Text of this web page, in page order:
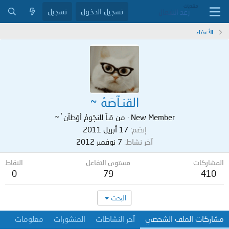
تسجيل الدخول تسجيل
الأعضاء
القنـآصَهْ ~
New Member
· من مَـآ للنجَومْ أوَطآن ْ ~
إنضم 17 أبريل 2011
آخر نشاط 7 نوفمبر 2012
المشاركات
410
مستوى التفاعل
79
النقاط
0
البحث
مشاركات الملف الشخصي آخر النشاطات المنشورات معلومات